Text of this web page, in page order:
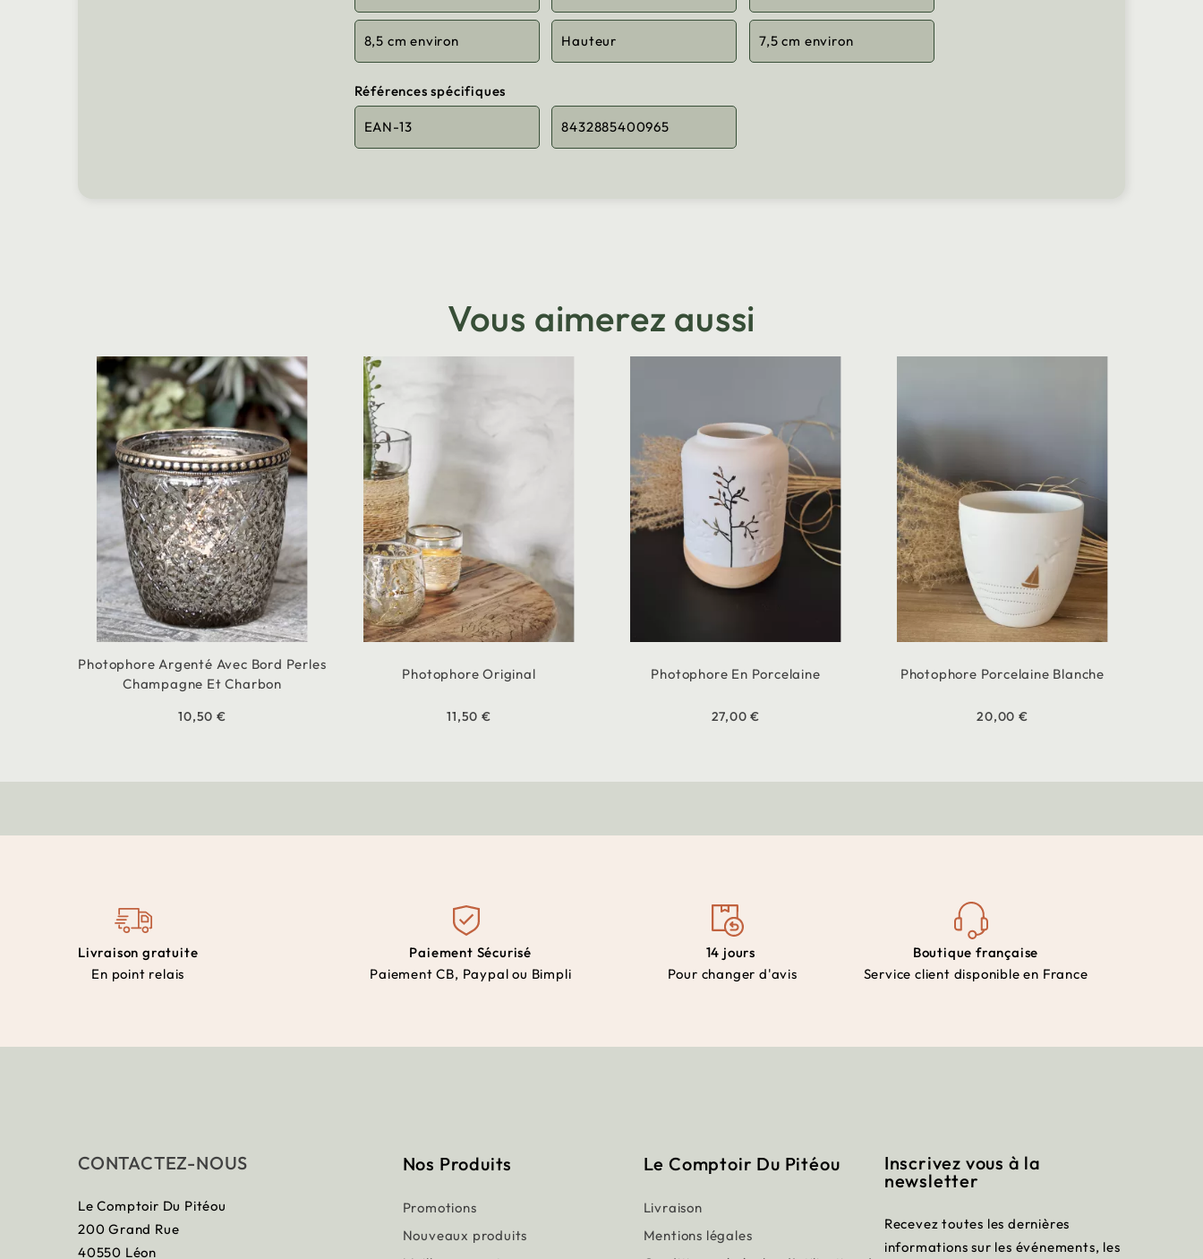
8,5 cm environ Hauteur 7,5 cm environ
Références spécifiques
EAN-13 8432885400965
Vous aimerez aussi
Photophore Argenté Avec Bord Perles
Champagne Et Charbon
10,50 €
Photophore Original
11,50 €
Photophore En Porcelaine
27,00 €
Photophore Porcelaine Blanche
20,00 €
Livraison gratuite
En point relais
Paiement Sécurisé
Paiement CB, Paypal ou Bimpli
14 jours
Pour changer d'avis
Boutique française
Service client disponible en France
CONTACTEZ-NOUS
Le Comptoir Du Pitéou
200 Grand Rue
40550 Léon
Nos Produits
Promotions
Nouveaux produits
Le Comptoir Du Pitéou
Livraison
Mentions légales
Inscrivez vous à la
newsletter
Recevez toutes les dernières
informations sur les événements, les